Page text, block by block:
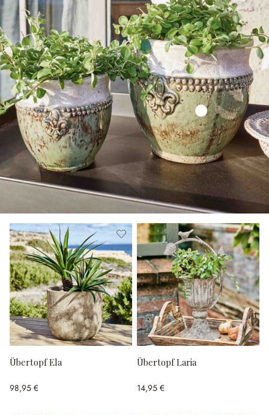
Übertopf Ela
98,95 €
Übertopf Laria
14,95 €